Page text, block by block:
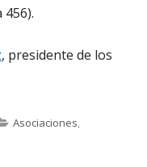
, presidente de los
Categorías
Asociaciones,